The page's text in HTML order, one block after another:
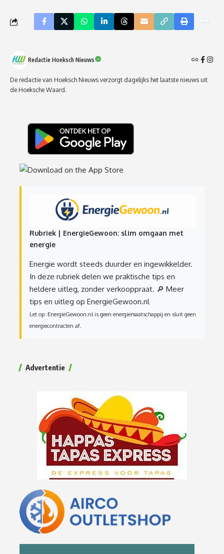
Redactie Hoeksch Nieuws
De redactie van Hoeksch Nieuws verzorgt dagelijks het laatste nieuws uit
de Hoeksche Waard.
Rubriek | EnergieGewoon: slim omgaan met
energie
Energie wordt steeds duurder en ingewikkelder.
In deze rubriek delen we praktische tips en
heldere uitleg, zonder verkooppraat. 🔎 Meer
tips en uitleg op EnergieGewoon.nl
Let op: EnergieGewoon.nl is geen energiemaatschappij en sluit geen
energiecontracten af.
Advertentie